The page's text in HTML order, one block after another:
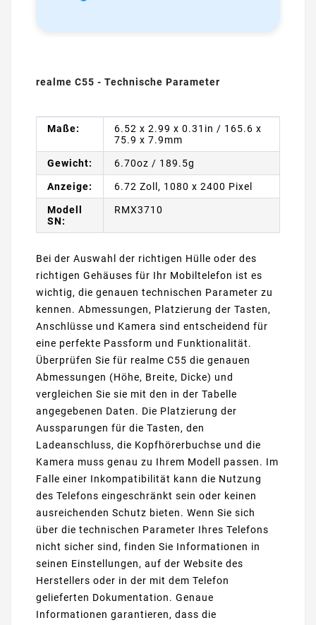
realme C55 - Technische Parameter
Maße:
6.52 x 2.99 x 0.31in / 165.6 x
75.9 x 7.9mm
Gewicht: 6.70oz / 189.5g
Anzeige: 6.72 Zoll, 1080 x 2400 Pixel
Modell
SN:
RMX3710
Bei der Auswahl der richtigen Hülle oder des
richtigen Gehäuses für Ihr Mobiltelefon ist es
wichtig, die genauen technischen Parameter zu
kennen. Abmessungen, Platzierung der Tasten,
Anschlüsse und Kamera sind entscheidend für
eine perfekte Passform und Funktionalität.
Überprüfen Sie für realme C55 die genauen
Abmessungen (Höhe, Breite, Dicke) und
vergleichen Sie sie mit den in der Tabelle
angegebenen Daten. Die Platzierung der
Aussparungen für die Tasten, den
Ladeanschluss, die Kopfhörerbuchse und die
Kamera muss genau zu Ihrem Modell passen. Im
Falle einer Inkompatibilität kann die Nutzung
des Telefons eingeschränkt sein oder keinen
ausreichenden Schutz bieten. Wenn Sie sich
über die technischen Parameter Ihres Telefons
nicht sicher sind, finden Sie Informationen in
seinen Einstellungen, auf der Website des
Herstellers oder in der mit dem Telefon
gelieferten Dokumentation. Genaue
Informationen garantieren, dass die